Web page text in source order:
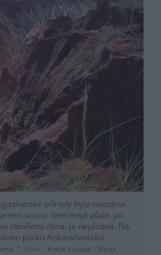
přírody byla napsána
úrazu: lateritová půda, po
otevřená rána, je neplodná. Na
parku Ankarafantsika
Foto | Frank Vassen Flickr